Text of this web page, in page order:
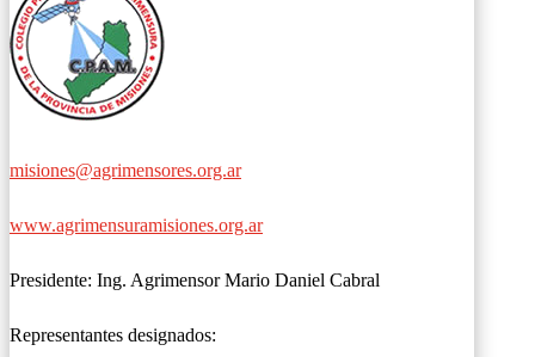
misiones@agrimensores.org.ar
www.agrimensuramisiones.org.ar
Presidente: Ing. Agrimensor Mario Daniel Cabral
Representantes designados: